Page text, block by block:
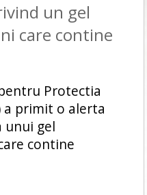
un gel
care contine
Protectia
a primit o alerta
unui gel
contine